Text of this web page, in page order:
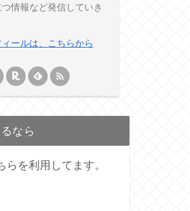
情報など発信していき
ールは、こちらから
なら
らを利用してます。